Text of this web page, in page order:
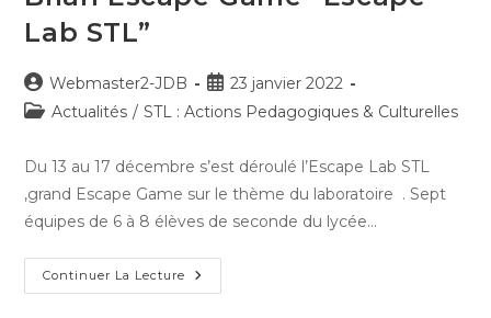
Lab STL”
Auteur/autrice
de
Webmaster2-JDB
Publication
publiée :
23 janvier 2022
PostActualités / STL : Actions Pedagogiques & Culturelles
Du 13 au 17 décembre s’est déroulé l’Escape Lab STL
,grand Escape Game sur le thème du laboratoire . Sept
équipes de 6 à 8 élèves de seconde du lycée…
Continuer La Lecture Bilan
Escape